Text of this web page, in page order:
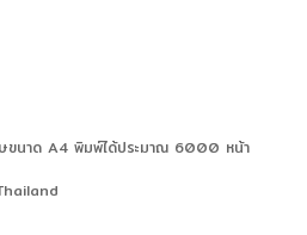
ขนาด A4 พิมพ์ได้ประมาณ 6000 หน้า